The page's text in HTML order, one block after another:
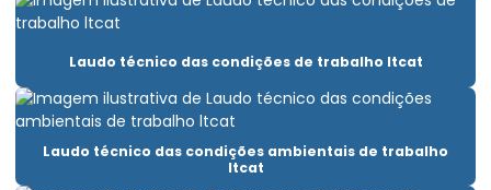
Elaboração ltcat
Elaboração de pcmso
Elaboração de pgr e pcmso
Elaborar pgr
Laudo técnico das condições de trabalho ltcat
Laudo técnico das condições ambientais de trabalho
ltcat